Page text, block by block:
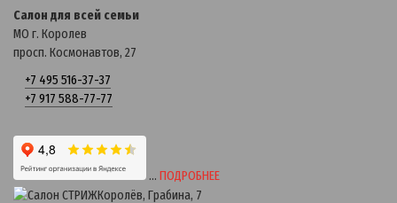
Салон для всей семьи
МО г. Королев
просп. Космонавтов, 27
+7 495 516-37-37
+7 917 588-77-77
… ПОДРОБНЕЕ